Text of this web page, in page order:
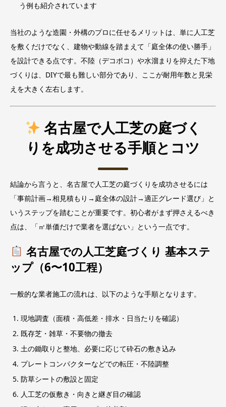
う例も紹介されています
当社のような造園・外構のプロに任せるメリットは、単に人工芝
を敷くだけでなく、建物や動線を踏まえて「庭全体の使い勝手」
を設計できる点です。不陸（デコボコ）や水溜まりを抑えた下地
づくりは、DIYで最も難しい部分であり、ここが耐用年数と見栄
えを大きく左右します。
名古屋で人工芝の庭づく
りを成功させる手順とコツ
結論から言うと、名古屋で人工芝の庭づくりを成功させるには
「事前計画→相見積もり→庭全体の設計→適正グレード選び」と
いうステップを踏むことが重要です。初心者がまず押さえるべき
点は、「㎡単価だけで業者を選ばない」という一点です。
名古屋での人工芝庭づくり 基本ステ
ップ（6〜10工程）
一般的な業者施工の流れは、以下のような手順となります。
現地調査（面積・高低差・排水・日当たりを確認）
既存芝・雑草・不要物の撤去
土の鋤取りと整地、必要に応じて砕石の敷き込み
プレートコンパクターなどでの転圧・不陸調整
防草シートの敷設と固定
人工芝の仮敷き・向きと継ぎ目の確認